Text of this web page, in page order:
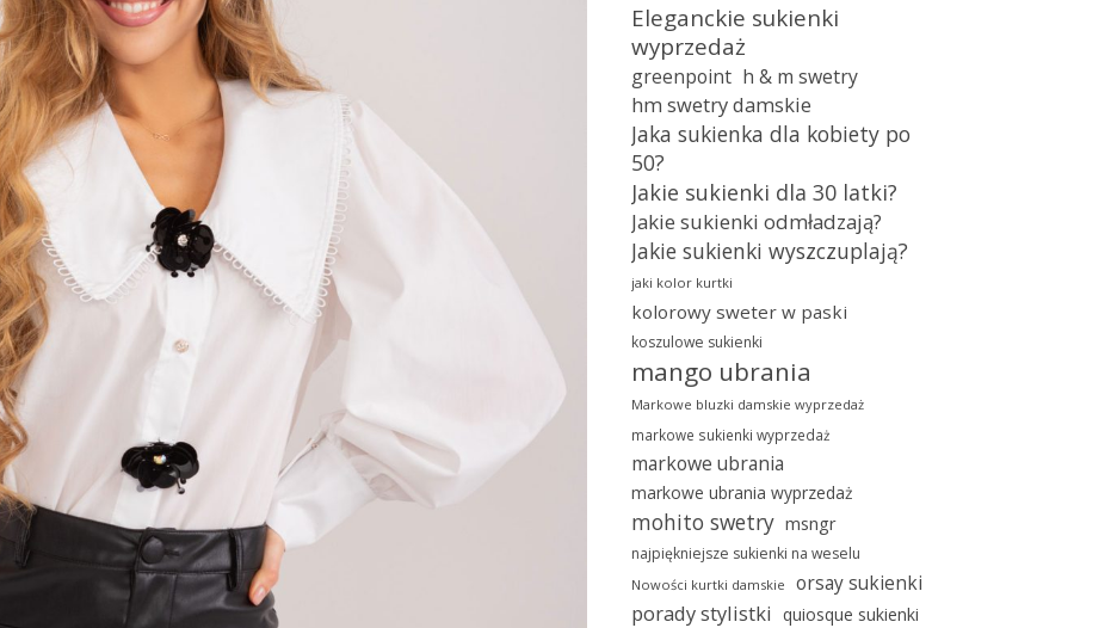
Eleganckie sukienki
wyprzedaż
greenpoint h & m swetry
hm swetry damskie
Jaka sukienka dla kobiety po
50?
Jakie sukienki dla 30 latki?
Jakie sukienki odmładzają?
Jakie sukienki wyszczuplają?
jaki kolor kurtki
kolorowy sweter w paski
koszulowe sukienki
mango ubrania
Markowe bluzki damskie wyprzedaż
markowe sukienki wyprzedaż
markowe ubrania
markowe ubrania wyprzedaż
mohito swetry msngr
najpiękniejsze sukienki na weselu
Nowości kurtki damskie orsay sukienki
porady stylistki quiosque sukienki